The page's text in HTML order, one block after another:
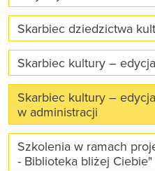
Skarbiec dziedzictwa
Skarbiec kultury –
Skarbiec kultury –
w administracji
Szkolenia w ramach
- Biblioteka bliżej Ciebie"